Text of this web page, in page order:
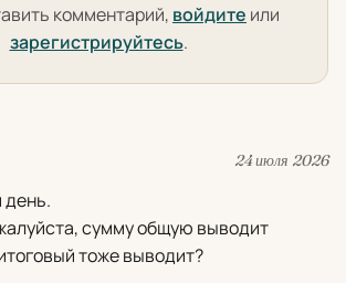
комментарий, войдите или
зарегистрируйтесь.
24 июля 2026
сумму общую выводит
тоже выводит?